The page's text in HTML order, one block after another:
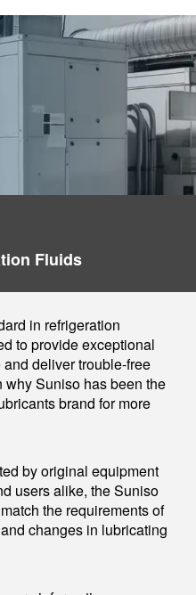
Fluids
in refrigeration
to provide exceptional
deliver trouble-free
why Suniso has been the
brand for more
by original equipment
users alike, the Suniso
the requirements of
changes in lubricating